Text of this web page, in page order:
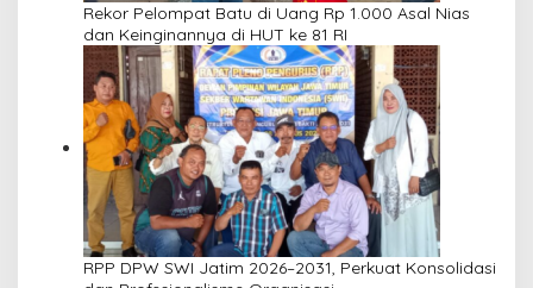
Rekor Pelompat Batu di Uang Rp 1.000 Asal Nias
dan Keinginannya di HUT ke 81 RI
RPP DPW SWI Jatim 2026–2031, Perkuat Konsolidasi